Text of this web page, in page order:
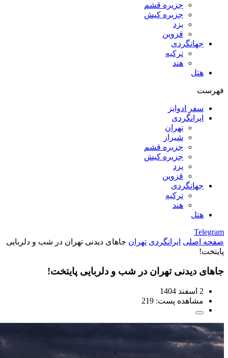
جزیره قشم
جزیره کیش
یزد
قزوین
جهانگردی
ترکیه
هند
هتل
فهرست
سفر ادوایز
ایرانگردی
تهران
شیراز
جزیره قشم
جزیره کیش
یزد
قزوین
جهانگردی
ترکیه
هند
هتل
Telegram
صفحه اصلی ایرانگردی تهران جاهای دیدنی تهران در شب و دلربایی
پایتخت!
جاهای دیدنی تهران در شب و دلربایی پایتخت!
2 اسفند 1404
مشاهده پست: 219